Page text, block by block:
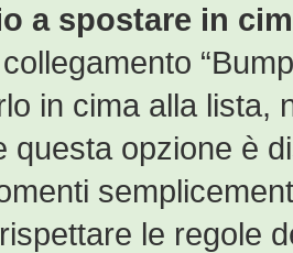
a spostare in
in cima alla lista,
questa opzione è
le regole